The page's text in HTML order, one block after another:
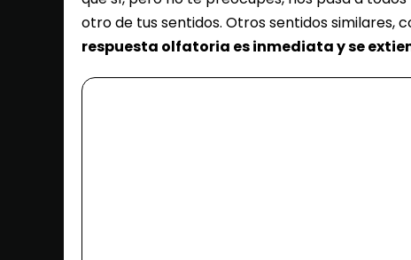
otro de tus sentidos. Otros sentidos
respuesta olfatoria es inmediata y se